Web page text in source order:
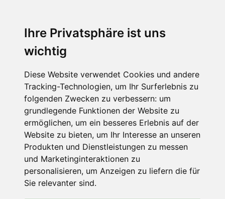
Ihre Privatsphäre ist uns
wichtig
Diese Website verwendet Cookies und andere
Tracking-Technologien, um Ihr Surferlebnis zu
folgenden Zwecken zu verbessern: um
grundlegende Funktionen der Website zu
ermöglichen, um ein besseres Erlebnis auf der
Website zu bieten, um Ihr Interesse an unseren
Produkten und Dienstleistungen zu messen
und Marketinginteraktionen zu
personalisieren, um Anzeigen zu liefern die für
Sie relevanter sind.